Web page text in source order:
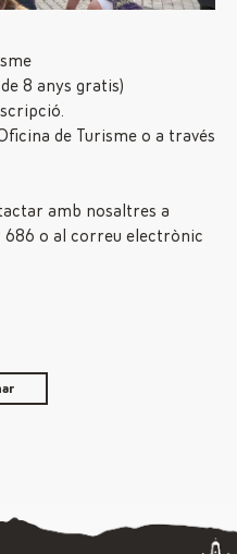
8 anys gratis)
de Turisme o a través
amb nosaltres a
686 o al correu electrònic